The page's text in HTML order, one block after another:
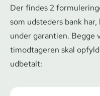
Der findes 2
som udsteders bank
under garantien. Begge
ti­mod­ta­ge­ren skal
udbetalt: